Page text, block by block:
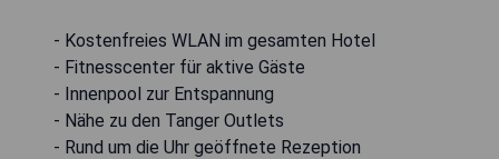
- Kostenfreies WLAN im gesamten Hotel
- Fitnesscenter für aktive Gäste
- Innenpool zur Entspannung
- Nähe zu den Tanger Outlets
- Rund um die Uhr geöffnete Rezeption